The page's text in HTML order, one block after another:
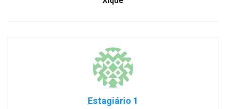
Estagiário 1